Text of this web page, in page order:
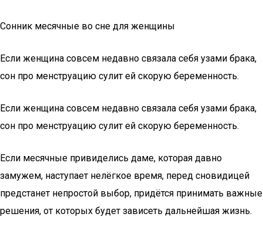
Сонник месячные во сне для женщины
Если женщина совсем недавно связала себя узами брака,
сон про менструацию сулит ей скорую беременность.
Если женщина совсем недавно связала себя узами брака,
сон про менструацию сулит ей скорую беременность.
Если месячные привиделись даме, которая давно
замужем, наступает нелёгкое время, перед сновидицей
предстанет непростой выбор, придётся принимать важные
решения, от которых будет зависеть дальнейшая жизнь.